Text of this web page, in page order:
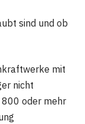
sind und ob
mit
nicht
800 oder mehr